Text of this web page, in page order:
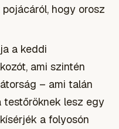
hogy orosz
a keddi
ami szintén
– ami talán
testőröknek lesz egy
a folyosón